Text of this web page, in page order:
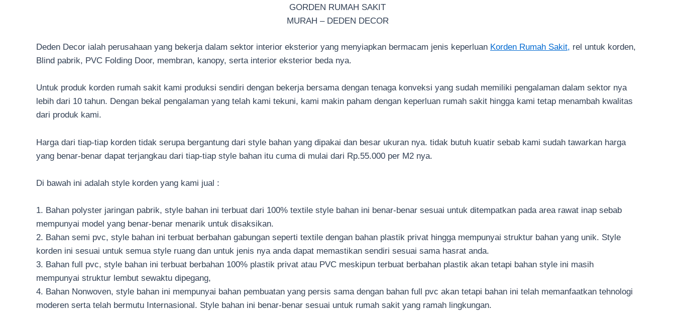
GORDEN RUMAH SAKIT
MURAH – DEDEN DECOR
Deden Decor ialah perusahaan yang bekerja dalam sektor interior eksterior yang menyiapkan bermacam jenis keperluan Korden Rumah Sakit, rel untuk korden,
Blind pabrik, PVC Folding Door, membran, kanopy, serta interior eksterior beda nya.
Untuk produk korden rumah sakit kami produksi sendiri dengan bekerja bersama dengan tenaga konveksi yang sudah memiliki pengalaman dalam sektor nya
lebih dari 10 tahun. Dengan bekal pengalaman yang telah kami tekuni, kami makin paham dengan keperluan rumah sakit hingga kami tetap menambah kwalitas
dari produk kami.
Harga dari tiap-tiap korden tidak serupa bergantung dari style bahan yang dipakai dan besar ukuran nya. tidak butuh kuatir sebab kami sudah tawarkan harga
yang benar-benar dapat terjangkau dari tiap-tiap style bahan itu cuma di mulai dari Rp.55.000 per M2 nya.
Di bawah ini adalah style korden yang kami jual :
1. Bahan polyster jaringan pabrik, style bahan ini terbuat dari 100% textile style bahan ini benar-benar sesuai untuk ditempatkan pada area rawat inap sebab
mempunyai model yang benar-benar menarik untuk disaksikan.
2. Bahan semi pvc, style bahan ini terbuat berbahan gabungan seperti textile dengan bahan plastik privat hingga mempunyai struktur bahan yang unik. Style
korden ini sesuai untuk semua style ruang dan untuk jenis nya anda dapat memastikan sendiri sesuai sama hasrat anda.
3. Bahan full pvc, style bahan ini terbuat berbahan 100% plastik privat atau PVC meskipun terbuat berbahan plastik akan tetapi bahan style ini masih
mempunyai struktur lembut sewaktu dipegang,
4. Bahan Nonwoven, style bahan ini mempunyai bahan pembuatan yang persis sama dengan bahan full pvc akan tetapi bahan ini telah memanfaatkan tehnologi
moderen serta telah bermutu Internasional. Style bahan ini benar-benar sesuai untuk rumah sakit yang ramah lingkungan.